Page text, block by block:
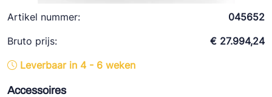
Artikel nummer:
045652
Bruto prijs:
€ 27.994,24
Leverbaar in 4 - 6 weken
Accessoires